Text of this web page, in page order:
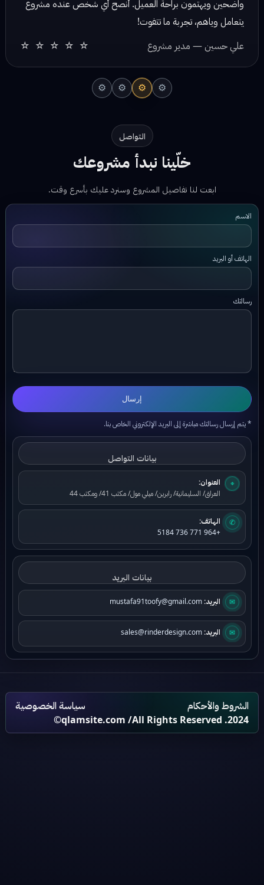
نور محمد — مصممة ديكور
☆ ☆ ☆ ☆ ☆
⚙
التواصل
خلّينا نبدأ مشروعك
ابعت لنا تفاصيل المشروع وسنرد عليك بأسرع وقت.
الهاتف أو البريد
رسالتك
* يتم إرسال رسالتك مباشرة إلى البريد الإلكتروني الخاص بنا.
بيانات التواصل
العراق/ السليمانية/ رابرين/ ميلي مول/ مكتب 41/ ومكتب 44
✆
الهاتف:
+964 771 736 5184
بيانات البريد
✉
✉ البريد: sales@rinderdesign.com
الشروط والأحكام
سياسة الخصوصية